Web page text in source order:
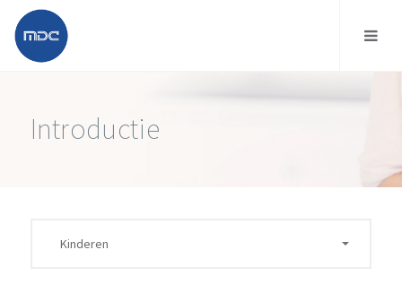
Introductie